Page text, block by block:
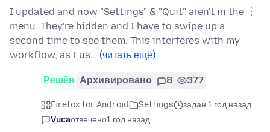
I updated and now "Settings" & "Quit" aren't in the ︙
menu. They're hidden and I have to swipe up a
second time to see them. This interferes with my
workflow, as I us… (читать ещё)
Решён Архивировано 8 377
Firefox for Android Settings
задан 1 год назад
Vucaотвечено1 год назад